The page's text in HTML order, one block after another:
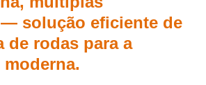
solução eficiente de
de rodas para a